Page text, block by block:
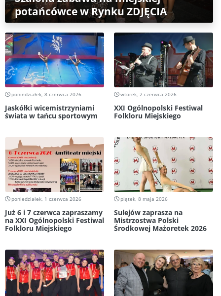
potańcówce w Rynku ZDJĘCIA
poniedziałek, 8 czerwca 2026
Jaskółki wicemistrzyniami
świata w tańcu sportowym
wtorek, 2 czerwca 2026
XXI Ogólnopolski Festiwal
Folkloru Miejskiego
poniedziałek, 1 czerwca 2026
Już 6 i 7 czerwca zapraszamy
na XXI Ogólnopolski Festiwal
Folkloru Miejskiego
piątek, 8 maja 2026
Sulejów zaprasza na
Mistrzostwa Polski
Środkowej Mażoretek 2026